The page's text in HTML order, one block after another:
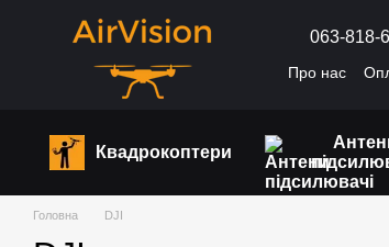
Перейти до основного контенту
063-818-
Про нас
Квадрокоптери
Головна DJI